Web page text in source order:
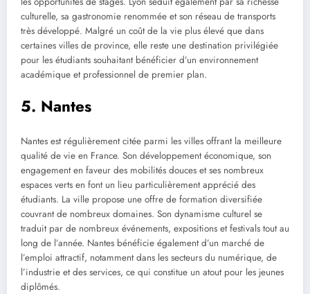
culturelle, sa gastronomie renommée et son réseau de transports
très développé. Malgré un coût de la vie plus élevé que dans
certaines villes de province, elle reste une destination privilégiée
pour les étudiants souhaitant bénéficier d’un environnement
académique et professionnel de premier plan.
5. Nantes
Nantes est régulièrement citée parmi les villes offrant la meilleure
qualité de vie en France. Son développement économique, son
engagement en faveur des mobilités douces et ses nombreux
espaces verts en font un lieu particulièrement apprécié des
étudiants. La ville propose une offre de formation diversifiée
couvrant de nombreux domaines. Son dynamisme culturel se
traduit par de nombreux événements, expositions et festivals tout au
long de l’année. Nantes bénéficie également d’un marché de
l’emploi attractif, notamment dans les secteurs du numérique, de
l’industrie et des services, ce qui constitue un atout pour les jeunes
diplômés.